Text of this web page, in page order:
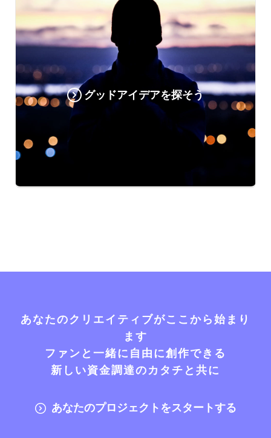
グッドアイデアを探そう
あなたのクリエイティブがここから始まり
ます
ファンと一緒に自由に創作できる
新しい資金調達のカタチと共に
あなたのプロジェクトをスタートする